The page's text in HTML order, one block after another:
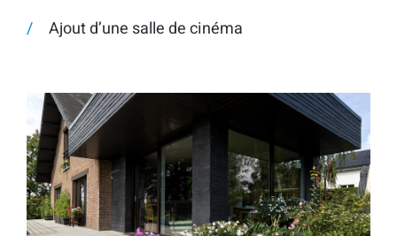
Ajout d’une salle de cinéma